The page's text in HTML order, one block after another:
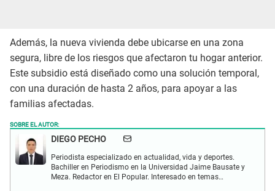
Además, la nueva vivienda debe ubicarse en una zona
segura, libre de los riesgos que afectaron tu hogar anterior.
Este subsidio está diseñado como una solución temporal,
con una duración de hasta 2 años, para apoyar a las
familias afectadas.
SOBRE EL AUTOR:
DIEGO PECHO
Periodista especializado en actualidad, vida y deportes.
Bachiller en Periodismo en la Universidad Jaime Bausate y
Meza. Redactor en El Popular. Interesado en temas